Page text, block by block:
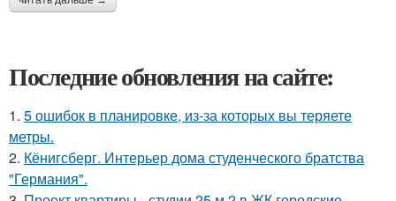
Последние обновления на сайте:
1. 5 ошибок в планировке, из-за которых вы теряете
метры.
2. Кёнигсберг. Интерьер дома студенческого братства
"Германия".